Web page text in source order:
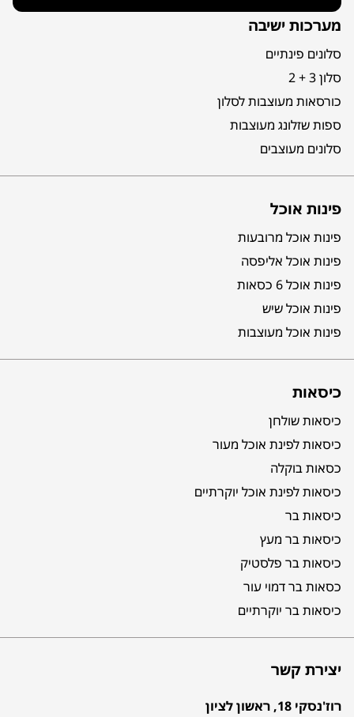
מערכות ישיבה
סלונים פינתיים
סלון 3 + 2
כורסאות מעוצבות לסלון
ספות שזלונג מעוצבות
סלונים מעוצבים
פינות אוכל
פינות אוכל מרובעות
פינות אוכל אליפסה
פינות אוכל 6 כסאות
פינות אוכל שיש
פינות אוכל מעוצבות
כיסאות
כיסאות שולחן
כיסאות לפינת אוכל מעור
כסאות בוקלה
כיסאות לפינת אוכל יוקרתיים
כיסאות בר
כיסאות בר מעץ
כיסאות בר פלסטיק
כסאות בר דמוי עור
כיסאות בר יוקרתיים
יצירת קשר
רוז'נסקי 18, ראשון לציון